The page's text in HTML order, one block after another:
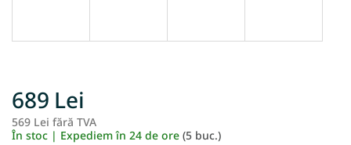
689 Lei
569 Lei fără TVA
În stoc | Expediem în 24 de ore (5 buc.)